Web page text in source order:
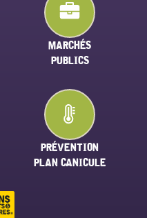
MARCHÉS
PUBLICS
PRÉVENTION
PLAN CANICULE